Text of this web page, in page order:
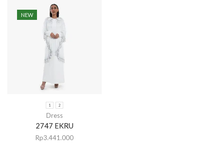
NEW
1 2
Dress
2747 EKRU
Rp3.441.000